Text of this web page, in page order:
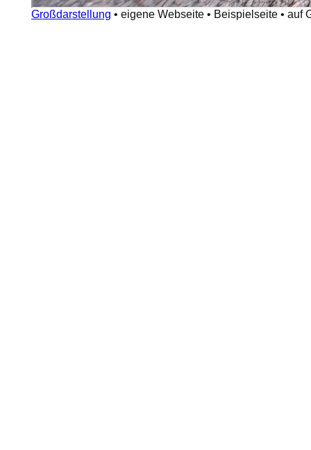
Großdarstellung • eigene Webseite • Beispielseite • auf